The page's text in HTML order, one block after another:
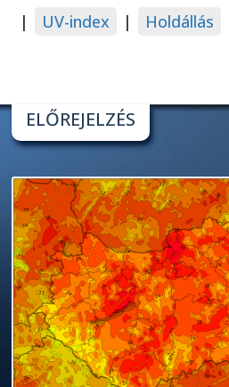
|
UV-index | Holdállás
ELŐREJELZÉS